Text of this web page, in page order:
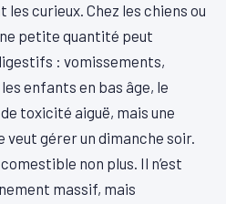
curieux. Chez les chiens ou
petite quantité peut
: vomissements,
enfants en bas âge, le
toxicité aiguë, mais une
veut gérer un dimanche soir.
non plus. Il n’est
massif, mais